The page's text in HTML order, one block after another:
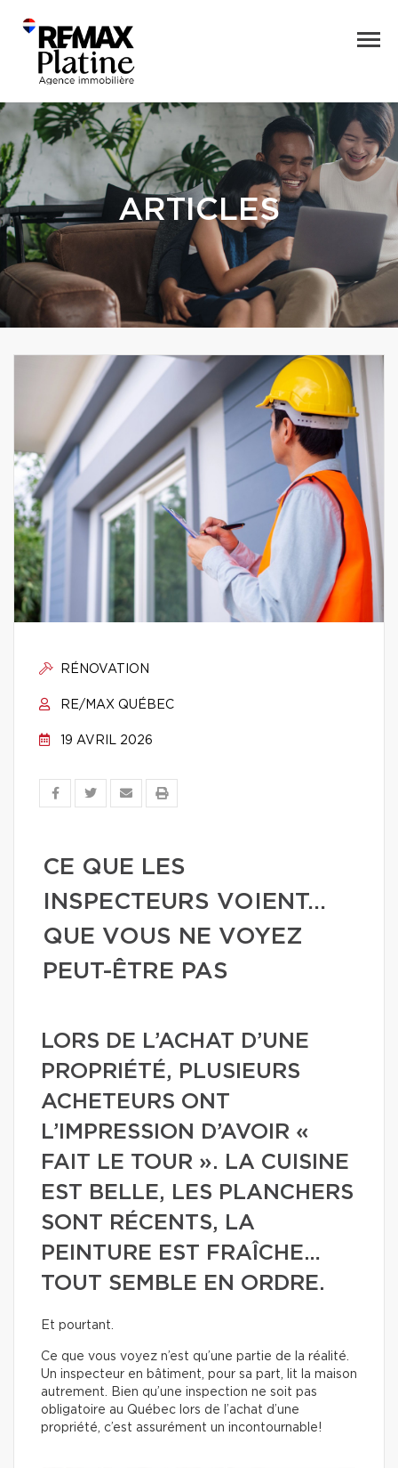
ARTICLES
RÉNOVATION
RE/MAX QUÉBEC
19 AVRIL 2026
CE QUE LES
INSPECTEURS VOIENT…
QUE VOUS NE VOYEZ
PEUT-ÊTRE PAS
LORS DE L’ACHAT D’UNE
PROPRIÉTÉ, PLUSIEURS
ACHETEURS ONT
L’IMPRESSION D’AVOIR «
FAIT LE TOUR ». LA CUISINE
EST BELLE, LES PLANCHERS
SONT RÉCENTS, LA
PEINTURE EST FRAÎCHE…
TOUT SEMBLE EN ORDRE.
Et pourtant.
Ce que vous voyez n’est qu’une partie de la réalité.
Un inspecteur en bâtiment, pour sa part, lit la maison
autrement. Bien qu’une inspection ne soit pas
obligatoire au Québec lors de l’achat d’une
propriété, c’est assurément un incontournable!